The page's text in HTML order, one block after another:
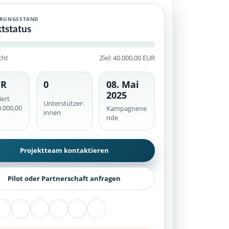
veröffentlichten Unterstützungsoptionen
werden serverseitig geprüft.
Ziel: 40.000,00 EUR
0
Unterstützer:
innen
08. Mai
2025
Kampagnene
nde
Projektteam kontaktieren
Pilot oder Partnerschaft anfragen